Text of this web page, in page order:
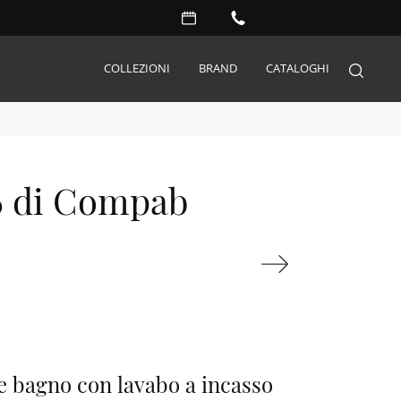
COLLEZIONI
Accessori
Illuminazione
BRAND CATALOGHI
di Compab
bagno con lavabo a incasso